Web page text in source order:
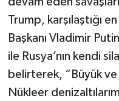
Trump, karşılaştığı
Başkanı Vladimir
ile Rusya’nın kendi
belirterek, “Büyük
Nükleer